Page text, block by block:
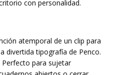
con personalidad.
atemporal de un clip para
divertida tipografía de Penco.
para sujetar